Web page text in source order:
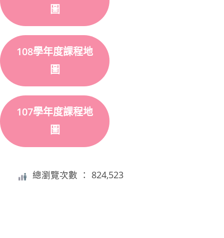
圖
108學年度課程地
圖
107學年度課程地
圖
總瀏覽次數 ： 824,523